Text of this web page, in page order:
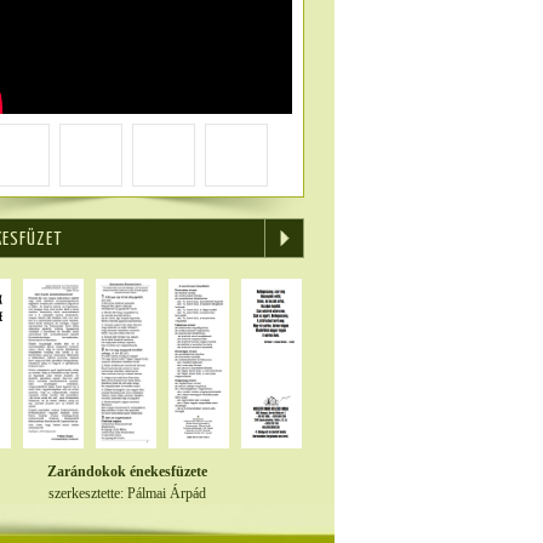
Zarándokok énekesfüzete
szerkesztette: Pálmai Árpád